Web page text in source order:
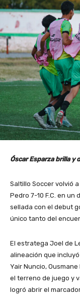
Óscar Esparza brilla y
Saltillo Soccer volvió
Pedro 7-10 F.C. en
sellada con el debut
único tanto del
El estratega Joel de
alineación que
Yair Nuncio,
el terreno de juego y
logró abrir el